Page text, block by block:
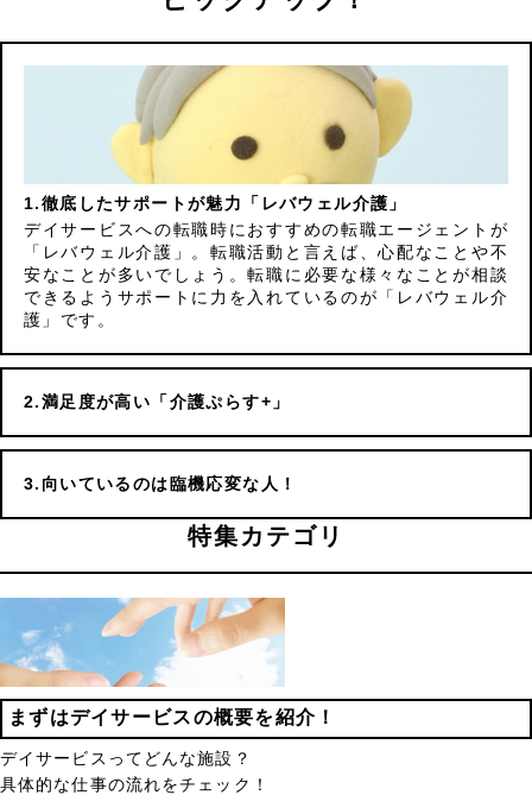
徹底したサポートが魅力「レバウェル介護」
デイサービスへの転職時におすすめの転職エージェントが
「レバウェル介護」。転職活動と言えば、心配なことや不
安なことが多いでしょう。転職に必要な様々なことが相談
できるようサポートに力を入れているのが「レバウェル介
護」です。
満足度が高い「介護ぷらす+」
向いているのは臨機応変な人！
特集カテゴリ
まずはデイサービスの概要を紹介！
デイサービスってどんな施設？
具体的な仕事の流れをチェック！